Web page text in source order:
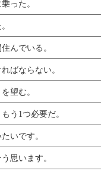
った。
んでいる。
ばならない。
望む。
う1つ必要だ。
いです。
思います。